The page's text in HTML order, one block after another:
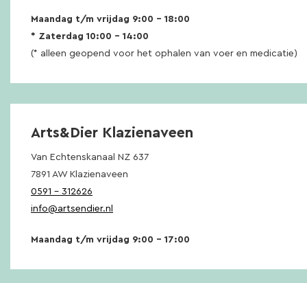
Maandag t/m vrijdag 9:00 – 18:00
* Zaterdag 10:00 – 14:00
(* alleen geopend voor het ophalen van voer en medicatie)
Arts&Dier Klazienaveen
Van Echtenskanaal NZ 637
7891 AW Klazienaveen
0591 – 312626
info@artsendier.nl
Maandag t/m vrijdag 9:00 – 17:00